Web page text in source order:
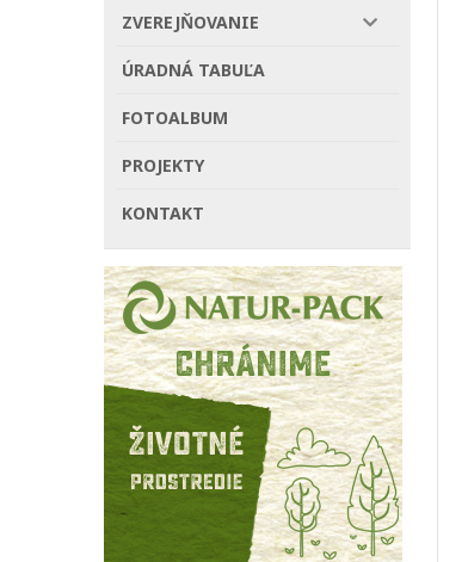
ZVEREJŇOVANIE
ÚRADNÁ TABUĽA
FOTOALBUM
PROJEKTY
KONTAKT